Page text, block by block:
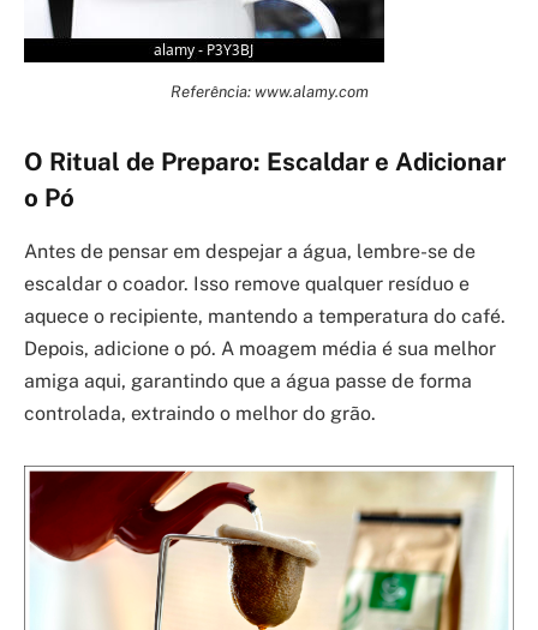
Referência: www.alamy.com
O Ritual de Preparo: Escaldar e Adicionar
o Pó
Antes de pensar em despejar a água, lembre-se de
escaldar o coador. Isso remove qualquer resíduo e
aquece o recipiente, mantendo a temperatura do café.
Depois, adicione o pó. A moagem média é sua melhor
amiga aqui, garantindo que a água passe de forma
controlada, extraindo o melhor do grão.